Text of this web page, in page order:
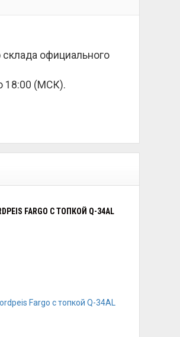
склада официального
18:00 (МСК).
FARGO С ТОПКОЙ Q-34AL